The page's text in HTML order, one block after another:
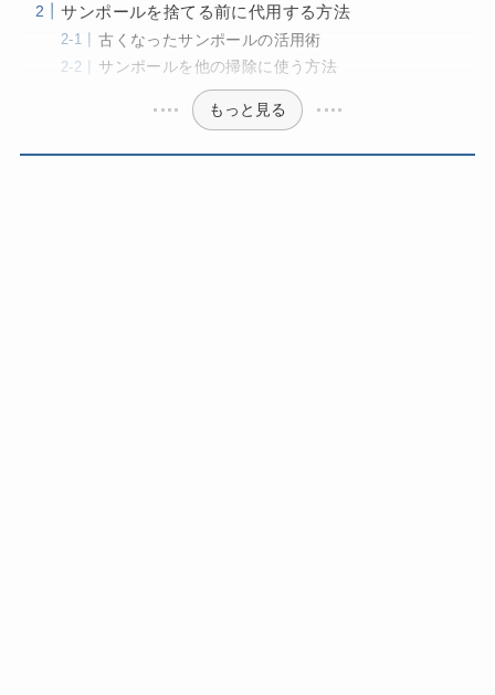
サンポールを捨てる前に代用する方法
古くなったサンポールの活用術
サンポールを他の掃除に使う方法
もっと見る